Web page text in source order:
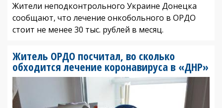
Жители неподконтрольного Украине Донецка
сообщают, что лечение онкобольного в ОРДО
стоит не менее 30 тыс. рублей в месяц.
Житель ОРДО посчитал, во сколько
обходится лечение коронавируса в «ДНР»